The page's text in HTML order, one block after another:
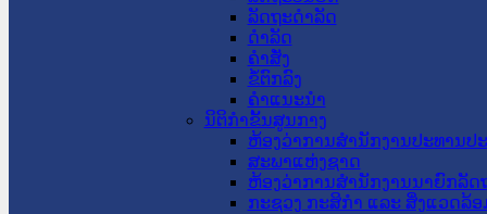
ລັດຖະດໍາລັດ
ດໍາລັດ
ຄໍາສັ່ງ
ຂໍ້ຕົກລົງ
ຄໍາແນະນໍາ
ນິຕິກຳຂັ້ນສູນກາງ
ຫ້ອງວ່າການສໍານັກງານປະທານປ
ສະພາແຫ່ງຊາດ
ຫ້ອງວ່າການສຳນັກງານນາຍົກລັດ
ກະຊວງ ກະສິກຳ ແລະ ສິ່ງແວດລ້ອ